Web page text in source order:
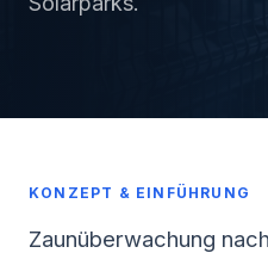
KONZEPT & EINFÜHRUNG
Zaunüberwachung